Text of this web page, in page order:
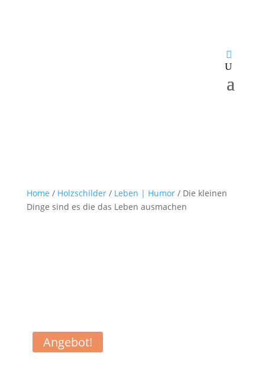
Home / Holzschilder/ Leben | Humor/ Die kleinen
Dinge sind es die das Leben ausmachen
Angebot!